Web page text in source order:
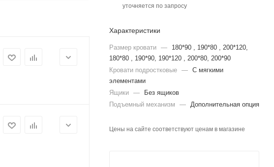
уточняется по запросу
Характеристики
Размер кровати —
180*90 , 190*80 , 200*120,
180*80 , 190*90, 190*120 , 200*80, 200*90
Кровати подростковые — С мягкими
элементами
Ящики —
Без ящиков
Подъемный механизм
— Дополнительная опция
Цены на сайте соответствуют ценам в магазине